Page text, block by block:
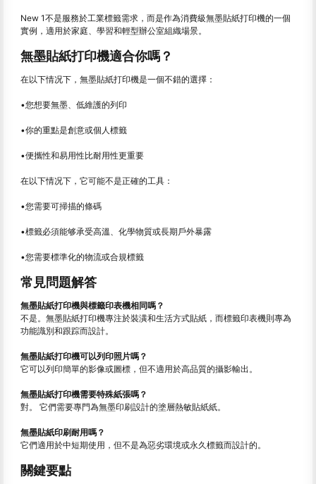
New 1不是服務於工業標籤需求，而是作為消費級無墨貼紙打印機的一個
實例，適用於家庭、學習和輕型辦公室組織場景。
無墨貼紙打印機適合你嗎？
在以下情况下，無墨貼紙打印機是一個不錯的選擇：
•您想要無墨、低維護的列印
•你的重點是創意或個人標籤
•便攜性和易用性比耐用性更重要
在以下情况下，它可能不是正確的工具：
•您需要可掃描的條碼
•標籤必須能够承受高溫、化學物質或長期戶外暴露
•您需要標準化的物流或合規標籤
常見問題解答
無墨貼紙打印機與標籤印表機相同嗎？
不是。無墨貼紙打印機專注於裝潢和生活方式貼紙，而標籤印表機則專為
功能識別和跟踪而設計。
無墨貼紙打印機可以列印照片嗎？
它可以列印簡單的影像或圖標，但不適用於高品質的攝影輸出。
無墨貼紙打印機需要特殊紙張嗎？
對。 它們需要專門為無墨印刷設計的塗層熱敏貼紙紙。
無墨貼紙印刷耐用嗎？
它們適用於中短期使用，但不是為惡劣環境或永久標籤而設計的。
關鍵要點